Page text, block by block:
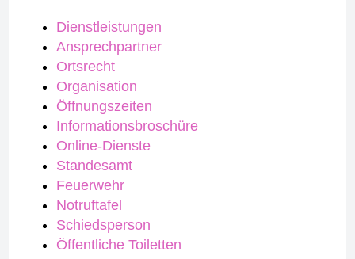
Dienstleistungen
Ansprechpartner
Ortsrecht
Organisation
Öffnungszeiten
Informationsbroschüre
Online-Dienste
Standesamt
Feuerwehr
Notruftafel
Schiedsperson
Öffentliche Toiletten